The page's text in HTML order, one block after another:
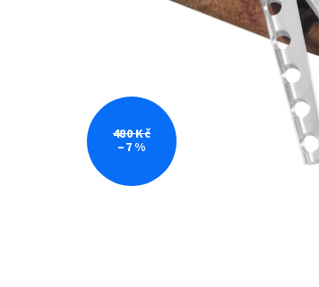
480 Kč
–7 %